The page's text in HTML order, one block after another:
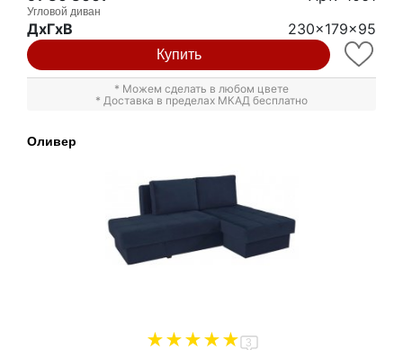
Угловой диван
ДxГxВ 230x179x95
Купить
* Можем сделать в любом цвете
* Доставка в пределах МКАД бесплатно
Оливер
3